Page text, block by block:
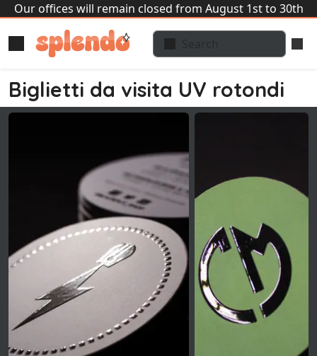
Our offices will remain closed from August 1st to 30th
Biglietti da visita UV rotondi